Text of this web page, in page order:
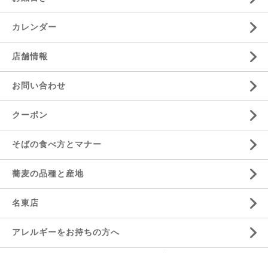
カレンダー
店舗情報
お問い合わせ
クーポン
そばの食べ方とマナー
蕎麦の品種と産地
名東店
アレルギーをお持ちの方へ